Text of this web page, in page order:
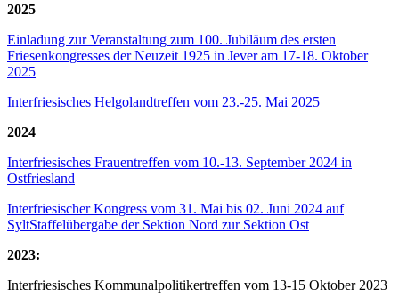
2025
Einladung zur Veranstaltung zum 100. Jubiläum des ersten
Friesenkongresses der Neuzeit 1925 in Jever am 17-18. Oktober
2025
Interfriesisches Helgolandtreffen vom 23.-25. Mai 2025
2024
Interfriesisches Frauentreffen vom 10.-13. September 2024 in
Ostfriesland
Interfriesischer Kongress vom 31. Mai bis 02. Juni 2024 auf
SyltStaffelübergabe der Sektion Nord zur Sektion Ost
2023:
Interfriesisches Kommunalpolitikertreffen vom 13-15 Oktober 2023